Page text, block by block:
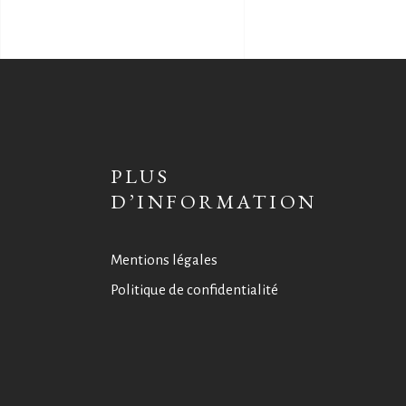
PLUS
D’INFORMATION
Mentions légales
Politique de confidentialité